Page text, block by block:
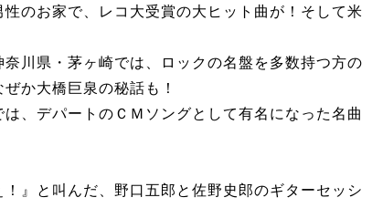
のお家で、レコ大受賞の大ヒット曲が！そして米
川県・茅ヶ崎では、ロックの名盤を多数持つ方の
か大橋巨泉の秘話も！
、デパートのＣＭソングとして有名になった名曲
』と叫んだ、野口五郎と佐野史郎のギターセッシ